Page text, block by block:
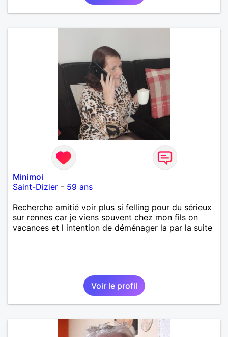
Minimoi
Saint-Dizier - 59 ans
Recherche amitié voir plus si felling pour du sérieux
sur rennes car je viens souvent chez mon fils on
vacances et l intention de déménager la par la suite
Voir le profil